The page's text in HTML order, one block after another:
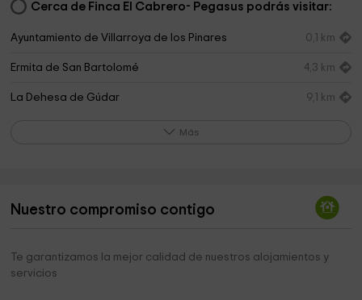
Cerca de Finca El Cabrero- Pegasus podrás visitar:
Ayuntamiento de Villarroya de los Pinares 0,1 km
Ermita de San Bartolomé 4,3 km
La Dehesa de Gúdar 9,1 km
Infantil Gúdar Park 10,8 km
Ermita de San Cristóbal
Más
Nuestro compromiso contigo
Te garantizamos la mejor calidad de nuestros alojamientos y
servicios